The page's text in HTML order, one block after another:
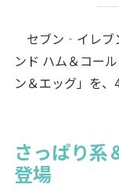
セブン‐イレブ
ンド ハム＆コー
ン＆エッグ」を、
さっぱり系
登場